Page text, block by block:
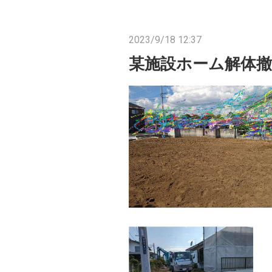
2023/9/18 12:37
某施設ホーム解体